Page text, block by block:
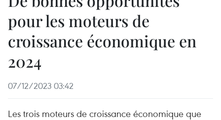
pour les moteurs de
croissance économique en
2024
07/12/2023 03:42
Les trois moteurs de croissance économique que